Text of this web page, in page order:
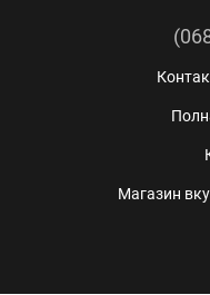
Магазин